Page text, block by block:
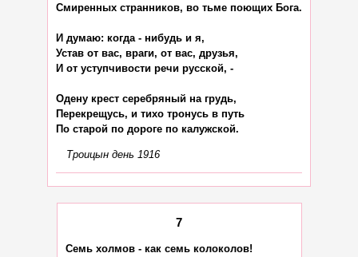
Смиренных странников, во тьме поющих Бога.
И думаю: когда - нибудь и я,
Устав от вас, враги, от вас, друзья,
И от уступчивости речи русской, -
Одену крест серебряный на грудь,
Перекрещусь, и тихо тронусь в путь
Троицын день 1916
7
Семь холмов - как семь колоколов!